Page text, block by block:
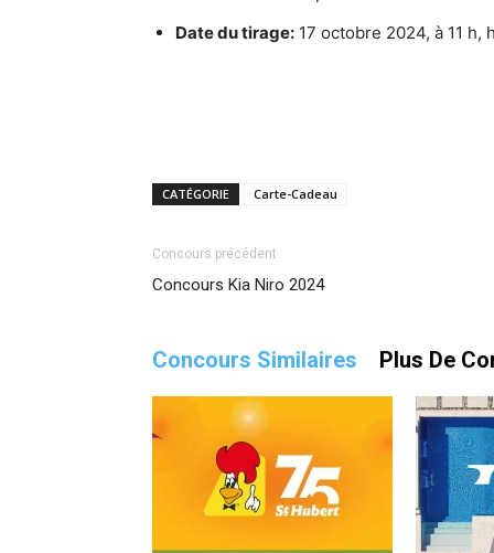
Date du tirage: 17 octobre 2024, à 11 h,
CATÉGORIE Carte-Cadeau
Concours précédent
Concours Kia Niro 2024
Concours Similaires Plus De